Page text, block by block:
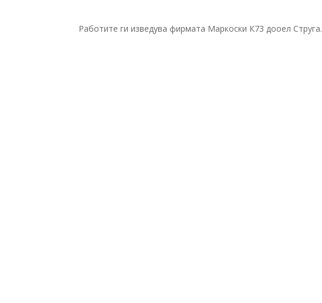
Работите ги изведува фирмата Маркоски К73 дооел Струга.